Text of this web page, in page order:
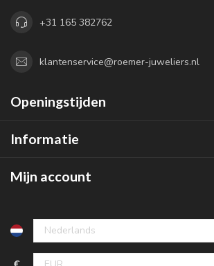
+31 165 382762
klantenservice@roemer-juweliers.nl
Openingstijden
Informatie
Mijn account